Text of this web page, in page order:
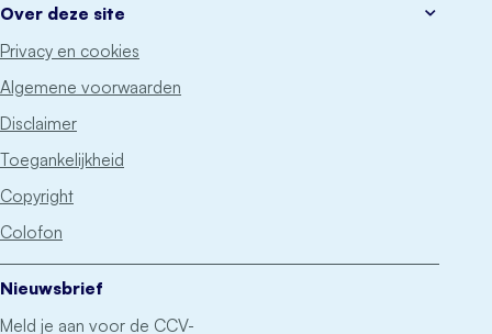
Over deze site
Privacy en cookies
Algemene voorwaarden
Disclaimer
Toegankelijkheid
Copyright
Colofon
Nieuwsbrief
Meld je aan voor de CCV-